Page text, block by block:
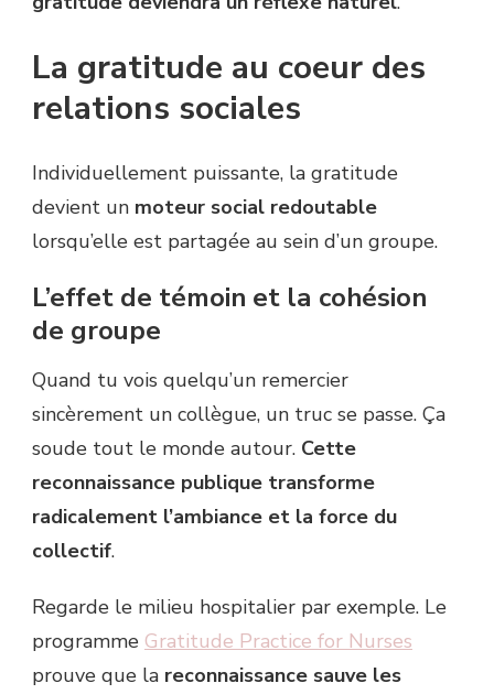
La gratitude au coeur des
relations sociales
Individuellement puissante, la gratitude
devient un moteur social redoutable
lorsqu’elle est partagée au sein d’un groupe.
L’effet de témoin et la cohésion
de groupe
Quand tu vois quelqu’un remercier
sincèrement un collègue, un truc se passe. Ça
soude tout le monde autour. Cette
reconnaissance publique transforme
radicalement l’ambiance et la force du
collectif.
Regarde le milieu hospitalier par exemple. Le
programme Gratitude Practice for Nurses
prouve que la reconnaissance sauve les